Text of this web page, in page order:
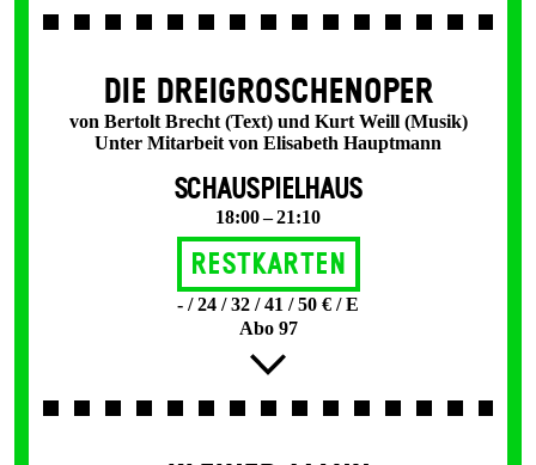
DIE DREI­GROSCHEN­OPER
von Bertolt Brecht (Text) und Kurt Weill (Musik)
Unter Mitarbeit von Elisabeth Hauptmann
SCHAUSPIELHAUS
18:00 – 21:10
Restkarten
- / 24 / 32 / 41 / 50 € / E
Abo 97